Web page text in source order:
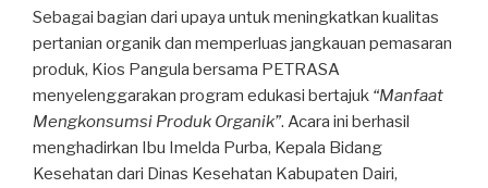
Sebagai bagian dari upaya untuk meningkatkan kualitas
pertanian organik dan memperluas jangkauan pemasaran
produk, Kios Pangula bersama PETRASA
menyelenggarakan program edukasi bertajuk “Manfaat
Mengkonsumsi Produk Organik”. Acara ini berhasil
menghadirkan Ibu Imelda Purba, Kepala Bidang
Kesehatan dari Dinas Kesehatan Kabupaten Dairi,